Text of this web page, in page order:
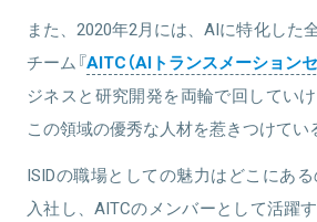
また、2020年2月には、AIに特化した
チーム『AITC（AIトランスメーションセ
ジネスと研究開発を両輪で回していけ
この領域の優秀な人材を惹きつけてい
ISIDの職場としての魅力はどこにあ
入社し、AITCのメンバーとして活躍